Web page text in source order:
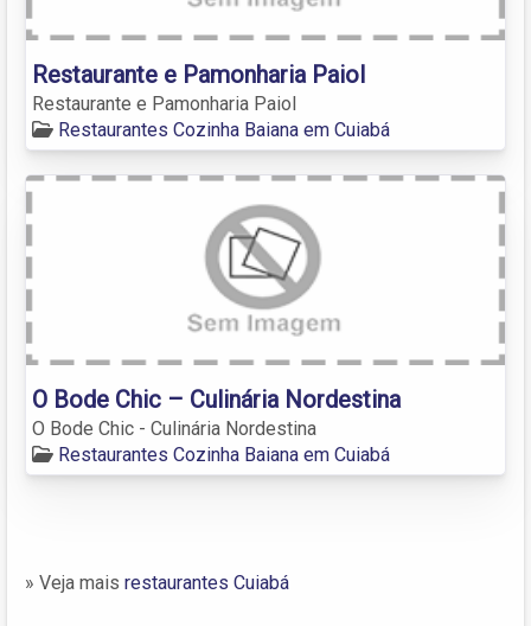
Restaurante e Pamonharia Paiol
Restaurante e Pamonharia Paiol
Restaurantes Cozinha Baiana em Cuiabá
O Bode Chic – Culinária Nordestina
O Bode Chic - Culinária Nordestina
Restaurantes Cozinha Baiana em Cuiabá
» Veja mais restaurantes Cuiabá